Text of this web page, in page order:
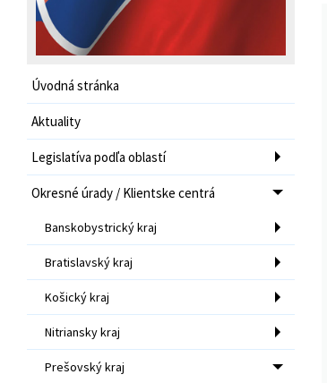
Úvodná stránka
Aktuality
Legislatíva podľa oblastí
Okresné úrady / Klientske centrá
Banskobystrický kraj
Bratislavský kraj
Košický kraj
Nitriansky kraj
Prešovský kraj